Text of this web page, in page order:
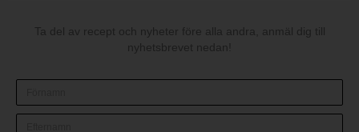
Ta del av recept och nyheter före alla andra, anmäl dig till
nyhetsbrevet nedan!